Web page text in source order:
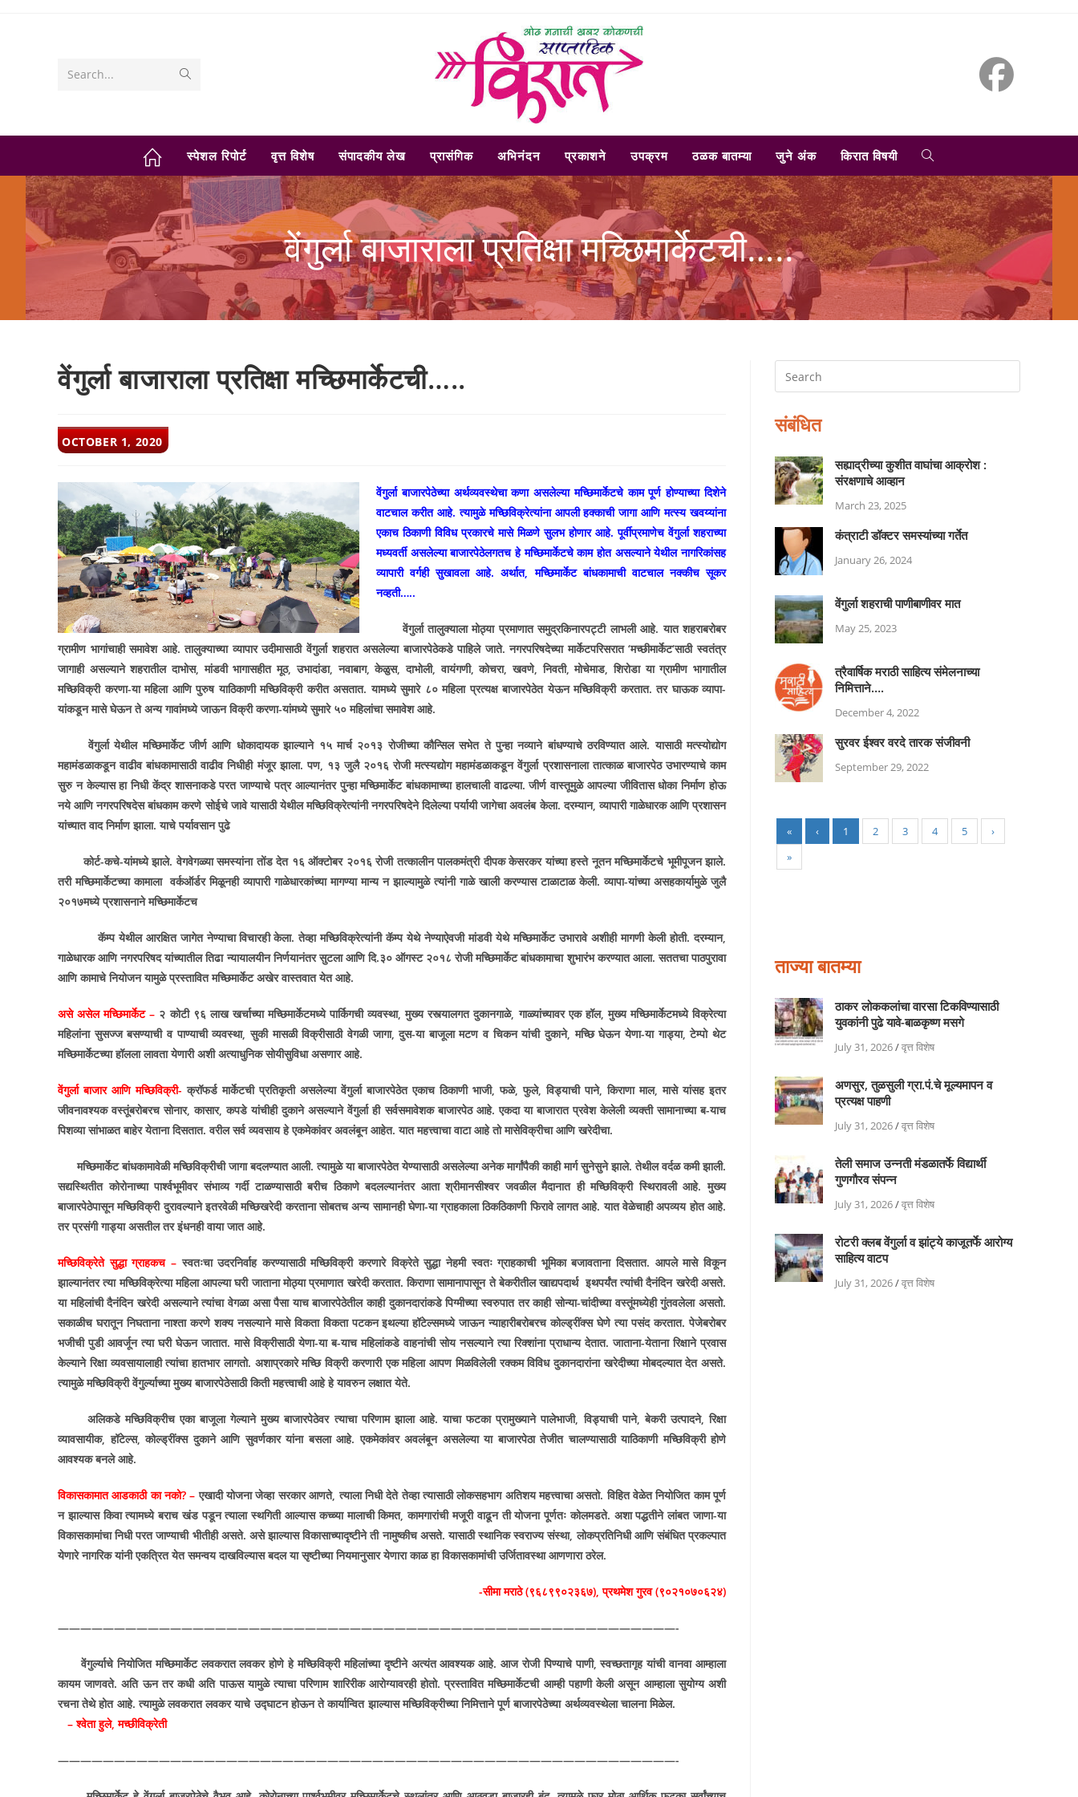
Search...
स्पेशल रिपोर्ट वृत्त विशेष संपादकीय लेख प्रासंगिक अभिनंदन प्रकाशने उपक्रम ठळक बातम्या जुने अंक किरात विषयी TOGGLE
WEBSITE
SEARCH
वेंगुर्ला बाजाराला प्रतिक्षा मच्छिमार्केटची…..
वेंगुर्ला बाजाराला प्रतिक्षा मच्छिमार्केटची…..
POST
PUBLISHED:
OCTOBER 1, 2020
वेंगुर्ला बाजारपेठेच्या अर्थव्यवस्थेचा कणा असलेल्या मच्छिमार्केटचे काम पूर्ण होण्याच्या दिशेने
वाटचाल करीत आहे. त्यामुळे मच्छिविक्रेत्यांना आपली हक्काची जागा आणि मत्स्य खवय्यांना
एकाच ठिकाणी विविध प्रकारचे मासे मिळणे सुलभ होणार आहे. पूर्वीप्रमाणेच वेंगुर्ला शहराच्या
मध्यवर्ती असलेल्या बाजारपेठेलगतच हे मच्छिमार्केटचे काम होत असल्याने येथील नागरिकांसह
व्यापारी वर्गही सुखावला आहे. अर्थात,मच्छिमार्केट बांधकामाची वाटचाल नक्कीच सूकर
नव्हती…..
वेंगुर्ला तालुक्याला मोठ्या प्रमाणात समुद्रकिनारपट्टी लाभली आहे. यात शहराबरोबर
ग्रामीण भागांचाही समावेश आहे. तालुक्याच्या व्यापार उदीमासाठी वेंगुर्ला शहरात असलेल्या बाजारपेठेकडे पाहिले जाते. नगरपरिषदेच्या मार्केटपरिसरात‘मच्छीमार्केट‘साठी स्वतंत्र
जागाही असल्याने शहरातील दाभोस,मांडवी भागासहीत मूठ,उभादांडा,नवाबाग,केळुस,दाभोली,वायंगणी,कोचरा,खवणे,निवती,मोचेमाड,शिरोडा या ग्रामीण भागातील
मच्छिविक्री करणा-या महिला आणि पुरुष याठिकाणी मच्छिविक्री करीत असतात. यामध्ये सुमारे ८० महिला प्रत्यक्ष बाजारपेठेत येऊन मच्छिविक्री करतात. तर घाऊक व्यापा-
यांकडून मासे घेऊन ते अन्य गावांमध्ये जाऊन विक्री करणा-यांमध्ये सुमारे ५० महिलांचा समावेश आहे.
वेंगुर्ला येथील मच्छिमार्केट जीर्ण आणि धोकादायक झाल्याने १५ मार्च २०१३ रोजीच्या कौन्सिल सभेत ते पुन्हा नव्याने बांधण्याचे ठरविण्यात आले. यासाठी मत्स्योद्योग
महामंडळाकडून वाढीव बांधकामासाठी वाढीव निधीही मंजूर झाला. पण, १३ जुलै २०१६ रोजी मत्स्यद्योग महामंडळाकडून वेंगुर्ला प्रशासनाला तात्काळ बाजारपेठ उभारण्याचे काम
सुरु न केल्यास हा निधी केंद्र शासनाकडे परत जाण्याचे पत्र आल्यानंतर पुन्हा मच्छिमार्केट बांधकामाच्या हालचाली वाढल्या. जीर्ण वास्तूमुळे आपल्या जीवितास धोका निर्माण होऊ
नये आणि नगरपरिषदेस बांधकाम करणे सोईचे जावे यासाठी येथील मच्छिविक्रेत्यांनी नगरपरिषदेने दिलेल्या पर्यायी जागेचा अवलंब केला. दरम्यान,व्यापारी गाळेधारक आणि प्रशासन
यांच्यात वाद निर्माण झाला. याचे पर्यावसान पुढे
कोर्ट-कचे-यांमध्ये झाले. वेगवेगळ्या समस्यांना तोंड देत १६ ऑक्टोबर २०१६ रोजी तत्कालीन पालकमंत्री दीपक केसरकर यांच्या हस्ते नूतन मच्छिमार्केटचे भूमीपूजन झाले.
तरी मच्छिमार्केटच्या कामाला वर्कऑर्डर मिळूनही व्यापारी गाळेधारकांच्या मागण्या मान्य न झाल्यामुळे त्यांनी गाळे खाली करण्यास टाळाटाळ केली. व्यापा-यांच्या असहकार्यामुळे जुलै
२०१७मध्ये प्रशासनाने मच्छिमार्केटच
कॅम्प येथील आरक्षित जागेत नेण्याचा विचारही केला. तेव्हा मच्छिविक्रेत्यांनी कॅम्प येथे नेण्याऐवजी मांडवी येथे मच्छिमार्केट उभारावे अशीही मागणी केली होती. दरम्यान,
गाळेधारक आणि नगरपरिषद यांच्यातील तिढा न्यायालयीन निर्णयानंतर सुटला आणि दि.३० ऑगस्ट २०१८ रोजी मच्छिमार्केट बांधकामाचा शुभारंभ करण्यात आला. सततचा पाठपुरावा
आणि कामाचे नियोजन यामुळे प्रस्तावित मच्छिमार्केट अखेर वास्तवात येत आहे.
असे असेल मच्छिमार्केट – २ कोटी ९६ लाख खर्चाच्या मच्छिमार्केटमध्ये पार्किगची व्यवस्था,मुख्य रस्त्यालगत दुकानगाळे,गाळ्यांच्यावर एक हॉल,मुख्य मच्छिमार्केटमध्ये विक्रेत्या
महिलांना सुसज्ज बसण्याची व पाण्याची व्यवस्था,सुकी मासळी विक्रीसाठी वेगळी जागा,दुस-या बाजूला मटण व चिकन यांची दुकाने,मच्छि घेऊन येणा-या गाड्या,टेम्पो थेट
मच्छिमार्केटच्या हॉलला लावता येणारी अशी अत्याधुनिक सोयीसुविधा असणार आहे.
वेंगुर्ला बाजार आणि मच्छिविक्री-क्रॉफर्ड मार्केटची प्रतिकृती असलेल्या वेंगुर्ला बाजारपेठेत एकाच ठिकाणी भाजी,फळे,फुले,विड्याची पाने,किराणा माल,मासे यांसह इतर
जीवनावश्यक वस्तूंबरोबरच सोनार,कासार,कपडे यांचीही दुकाने असल्याने वेंगुर्ला ही सर्वसमावेशक बाजारपेठ आहे. एकदा या बाजारात प्रवेश केलेली व्यक्ती सामानाच्या ब-याच
पिशव्या सांभाळत बाहेर येताना दिसतात. वरील सर्व व्यवसाय हे एकमेकांवर अवलंबून आहेत. यात महत्त्वाचा वाटा आहे तो मासेविक्रीचा आणि खरेदीचा.
मच्छिमार्केट बांधकामावेळी मच्छिविक्रीची जागा बदलण्यात आली. त्यामुळे या बाजारपेठेत येण्यासाठी असलेल्या अनेक मार्गांपैकी काही मार्ग सुनेसुने झाले. तेथील वर्दळ कमी झाली.
सद्यस्थितीत कोरोनाच्या पार्श्वभूमीवर संभाव्य गर्दी टाळण्यासाठी बरीच ठिकाणे बदलल्यानंतर आता श्रीमानसीश्वर जवळील मैदानात ही मच्छिविक्री स्थिरावली आहे. मुख्य
बाजारपेठेपासून मच्छिविक्री दुरावल्याने इतरवेळी मच्छिखरेदी करताना सोबतच अन्य सामानही घेणा-या ग्राहकाला ठिकठिकाणी फिरावे लागत आहे. यात वेळेचाही अपव्यय होत आहे.
तर प्रसंगी गाड्या असतील तर इंधनही वाया जात आहे.
मच्छिविक्रेते सुद्धा ग्राहकच –स्वतःचा उदरनिर्वाह करण्यासाठी मच्छिविक्री करणारे विक्रेते सुद्धा नेहमी स्वतः ग्राहकाची भूमिका बजावताना दिसतात. आपले मासे विकून
झाल्यानंतर त्या मच्छिविक्रेत्या महिला आपल्या घरी जाताना मोठ्या प्रमाणात खरेदी करतात. किराणा सामानापासून ते बेकरीतील खाद्यपदार्थ इथपर्यंत त्यांची दैनंदिन खरेदी असते.
या महिलांची दैनंदिन खरेदी असल्याने त्यांचा वेगळा असा पैसा याच बाजारपेठेतील काही दुकानदारांकडे पिग्मीच्या स्वरुपात तर काही सोन्या-चांदीच्या वस्तूंमध्येही गुंतवलेला असतो.
सकाळीच घरातून निघताना नाश्ता करणे शक्य नसल्याने मासे विकता विकता पटकन इथल्या हॉटेल्समध्ये जाऊन न्याहारीबरोबरच कोल्ड्रींक्स घेणे त्या पसंद करतात. पेजेबरोबर
भजीची पुडी आवर्जून त्या घरी घेऊन जातात. मासे विक्रीसाठी येणा-या ब-याच महिलांकडे वाहनांची सोय नसल्याने त्या रिक्शांना प्राधान्य देतात. जाताना-येताना रिक्षाने प्रवास
केल्याने रिक्षा व्यवसायालाही त्यांचा हातभार लागतो. अशाप्रकारे मच्छि विक्री करणारी एक महिला आपण मिळविलेली रक्कम विविध दुकानदारांना खरेदीच्या मोबदल्यात देत असते.
त्यामुळे मच्छिविक्री वेंगुर्ल्याच्या मुख्य बाजारपेठेसाठी किती महत्त्वाची आहे हे यावरुन लक्षात येते.
अलिकडे मच्छिविक्रीच एका बाजूला गेल्याने मुख्य बाजारपेठेवर त्याचा परिणाम झाला आहे. याचा फटका प्रामुख्याने पालेभाजी,विड्याची पाने,बेकरी उत्पादने,रिक्षा
व्यावसायीक,हॉटेल्स,कोल्ड्रींक्स दुकाने आणि सुवर्णकार यांना बसला आहे. एकमेकांवर अवलंबून असलेल्या या बाजारपेठा तेजीत चालण्यासाठी याठिकाणी मच्छिविक्री होणे
आवश्यक बनले आहे.
विकासकामात आडकाठी का नको? –एखादी योजना जेव्हा सरकार आणते,त्याला निधी देते तेव्हा त्यासाठी लोकसहभाग अतिशय महत्त्वाचा असतो. विहित वेळेत नियोजित काम पूर्ण
न झाल्यास किवा त्यामध्ये बराच खंड पडून त्याला स्थगिती आल्यास कच्च्या मालाची किमत,कामगारांची मजूरी वाढून ती योजना पूर्णतः कोलमडते. अशा पद्धतीने लांबत जाणा-या
विकासकामांचा निधी परत जाण्याची भीतीही असते. असे झाल्यास विकासाच्यादृष्टीने ती नामुष्कीच असते. यासाठी स्थानिक स्वराज्य संस्था,लोकप्रतिनिधी आणि संबंधित प्रकल्पात
येणारे नागरिक यांनी एकत्रित येत समन्वय दाखविल्यास बदल या सृष्टीच्या नियमानुसार येणारा काळ हा विकासकामांची उर्जितावस्था आणणारा ठरेल.
-सीमा मराठे (९६८९९०२३६७),प्रथमेश गुरव (९०२१०७०६२४)
———————————————————————————————————————————————————————-
वेंगुर्ल्याचे नियोजित मच्छिमार्केट लवकरात लवकर होणे हे मच्छिविक्री महिलांच्या दृष्टीने अत्यंत आवश्यक आहे. आज रोजी पिण्याचे पाणी,स्वच्छतागृह यांची वानवा आम्हाला
कायम जाणवते. अति ऊन तर कधी अति पाऊस यामुळे त्याचा परिणाम शारिरीक आरोग्यावरही होतो. प्रस्तावित मच्छिमार्केटची आम्ही पहाणी केली असून आम्हाला सुयोग्य अशी
रचना तेथे होत आहे. त्यामुळे लवकरात लवकर याचे उद्घाटन होऊन ते कार्यान्वित झाल्यास मच्छिविक्रीच्या निमित्ताने पूर्ण बाजारपेठेच्या अर्थव्यवस्थेला चालना मिळेल.
– श्वेता हुले,मच्छीविक्रेती
———————————————————————————————————————————————————————-
संबंधित
सह्याद्रीच्या कुशीत वाघांचा आक्रोश :
संरक्षणाचे आव्हान
March 23, 2025
कंत्राटी डॉक्टर समस्यांच्या गर्तेत
January 26, 2024
वेंगुर्ला शहराची पाणीबाणीवर मात
May 25, 2023
त्रैवार्षिक मराठी साहित्य संमेलनाच्या
निमित्ताने….
December 4, 2022
सुरवर ईश्‍वर वरदे तारक संजीवनी
September 29, 2022
« ‹ 1 2 3 4 5
›
»
ताज्या बातम्या
ठाकर लोककलांचा वारसा टिकविण्यासाठी
युवकांनी पुढे यावे-बाळकृष्ण मसगे
July 31, 2026/वृत्त विशेष
अणसुर, तुळसुली ग्रा.पं.चे मूल्यमापन व
प्रत्यक्ष पाहणी
July 31, 2026/वृत्त विशेष
तेली समाज उन्नती मंडळातर्फे विद्यार्थी
गुणगौरव संपन्न
July 31, 2026/वृत्त विशेष
रोटरी क्लब वेंगुर्ला व झांट्ये काजूतर्फे आरोग्य
साहित्य वाटप
July 31, 2026/वृत्त विशेष